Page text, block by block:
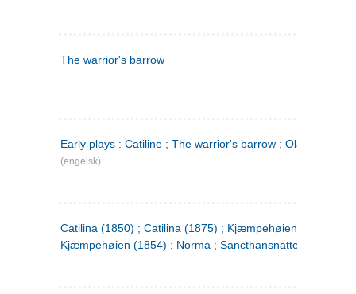
The warrior's barrow
Early plays : Catiline ; The warrior's barrow ; Olaf Liljekrans
(engelsk)
Catilina (1850) ; Catilina (1875) ; Kjæmpehøien (1850) ;
Kjæmpehøien (1854) ; Norma ; Sancthansnatten